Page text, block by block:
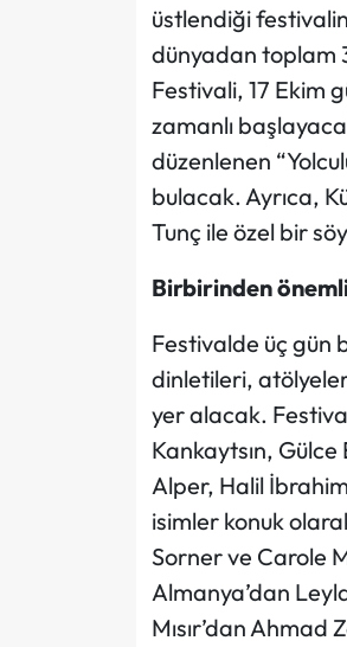
üstlendiği
dünyadan toplam
Festivali, 17 Ekim
zamanlı
düzenlenen
bulacak. Ayrıca,
Tunç ile özel bir
Birbirinden
Festivalde üç gün
dinletileri,
yer alacak.
Kankaytsın,
Alper, Halil
isimler konuk
Sorner ve Carole
Almanya’dan
Mısır’dan